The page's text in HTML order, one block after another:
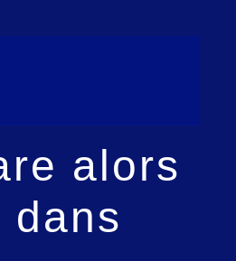
alors
dans